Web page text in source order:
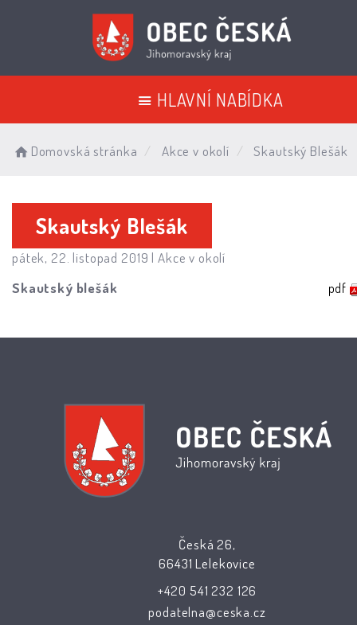
HLAVNÍ NABÍDKA
Domovská stránka Akce v okolí Skautský Blešák
Skautský Blešák
pátek, 22. listopad 2019 | Akce v okolí
Skautský blešák
pdf
Česká 26,
66431 Lelekovice
+420 541 232 126
podatelna@ceska.cz